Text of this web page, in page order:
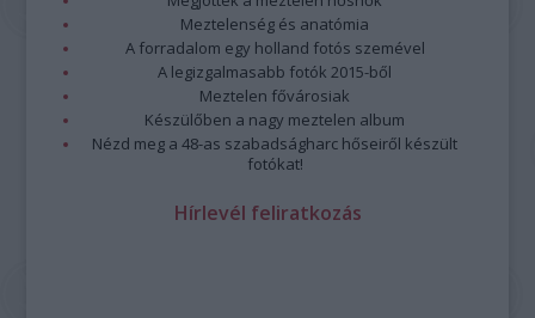
Meztelenség és anatómia
A forradalom egy holland fotós szemével
A legizgalmasabb fotók 2015-ből
Meztelen fővárosiak
Készülőben a nagy meztelen album
Nézd meg a 48-as szabadságharc hőseiről készült
fotókat!
Hírlevél feliratkozás